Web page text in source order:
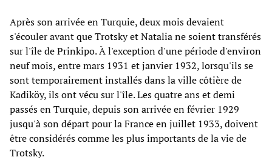
Après son arrivée en Turquie, deux mois devaient
s'écouler avant que Trotsky et Natalia ne soient transférés
sur l'île de Prinkipo. À l'exception d'une période d'environ
neuf mois, entre mars 1931 et janvier 1932, lorsqu'ils se
sont temporairement installés dans la ville côtière de
Kadiköy, ils ont vécu sur l'île. Les quatre ans et demi
passés en Turquie, depuis son arrivée en février 1929
jusqu'à son départ pour la France en juillet 1933, doivent
être considérés comme les plus importants de la vie de
Trotsky.